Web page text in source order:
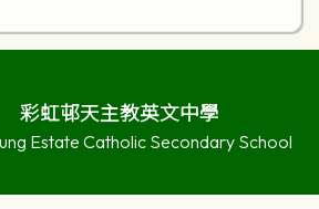
彩虹邨天主教英文中學
Estate Catholic Secondary School